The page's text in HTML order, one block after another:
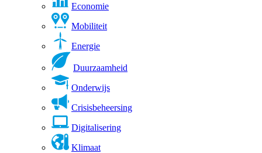
Economie
Mobiliteit
Energie
Duurzaamheid
Onderwijs
Crisisbeheersing
Digitalisering
Klimaat